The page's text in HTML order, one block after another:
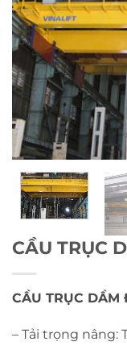
CẦU TRỤC
CẦU TRỤC DẦM
– Tải trọng nâng: